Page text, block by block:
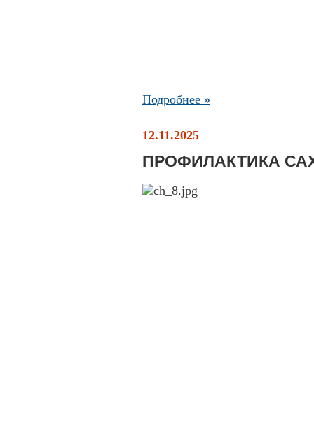
Подробнее »
12.11.2025
ПРОФИЛАКТИКА